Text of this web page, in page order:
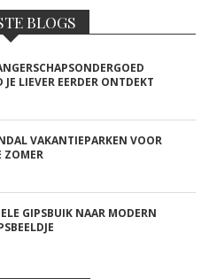
BLOGS
JE LIEVER EERDER ONTDEKT
VAKANTIEPARKEN VOOR
ZOMER
GIPSBUIK NAAR MODERN